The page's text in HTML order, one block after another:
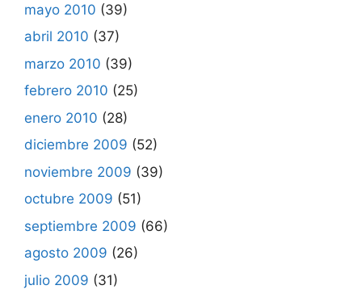
mayo 2010 (39)
abril 2010 (37)
marzo 2010 (39)
febrero 2010 (25)
enero 2010 (28)
diciembre 2009 (52)
noviembre 2009 (39)
octubre 2009 (51)
septiembre 2009 (66)
agosto 2009 (26)
julio 2009 (31)